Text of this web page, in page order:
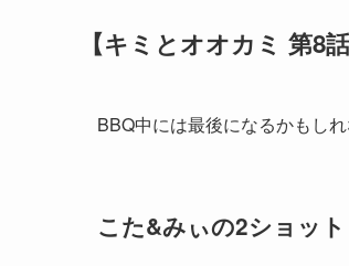
【キミとオオカミ 第8
BBQ中には最後になるかもし
こた&みぃの2ショット